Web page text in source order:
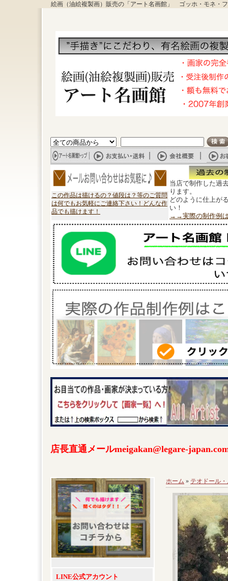
絵画（油絵複製画）販売の「アート名画館」 ゴッホ・モネ・
この作品は描けるの？値段は？等のご質問
は何でもお気軽にご連絡下さい！どんな作
品でも描けます！
当店で制作した過
ります。
どのように仕上が
い！
→→実際の制作例
店長直通メールmeigakan@legare-
LINE公式アカウント
ホーム » テオドール